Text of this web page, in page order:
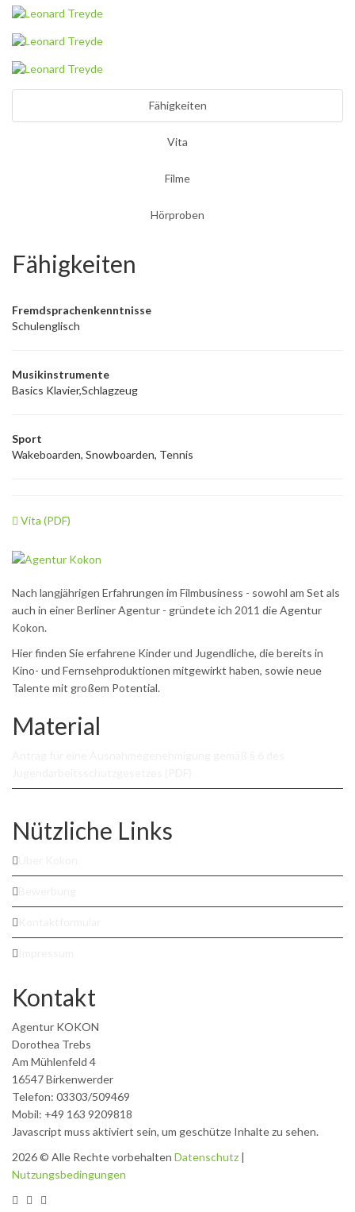
Fähigkeiten
Vita
Filme
Hörproben
Fähigkeiten
Fremdsprachenkenntnisse
Schulenglisch
Musikinstrumente
Basics Klavier,Schlagzeug
Sport
Wakeboarden, Snowboarden, Tennis
Vita (PDF)
Nach langjährigen Erfahrungen im Filmbusiness - sowohl am Set als
auch in einer Berliner Agentur - gründete ich 2011 die Agentur
Kokon.
Hier finden Sie erfahrene Kinder und Jugendliche, die bereits in
Kino- und Fernsehproduktionen mitgewirkt haben, sowie neue
Talente mit großem Potential.
Material
Nützliche Links
Kontakt
Agentur KOKON
Dorothea Trebs
Am Mühlenfeld 4
16547 Birkenwerder
Telefon: 03303/509469
Mobil: +49 163 9209818
Javascript muss aktiviert sein, um geschütze Inhalte zu sehen.
2026 © Alle Rechte vorbehalten Datenschutz |
Nutzungsbedingungen